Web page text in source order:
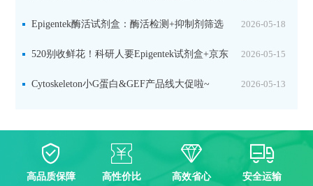
限时一口价，手慢无！ 2026-05-18
Epigentek酶活试剂盒：酶活检测+抑制剂筛选
双赋能，下单即赠京东卡 2026-05-15
520别收鲜花！科研人要Epigentek试剂盒+京东
卡！ 2026-05-13
Cytoskeleton小G蛋白&GEF产品线大促啦~
高品质保障 高性价比 高效省心 安全运输